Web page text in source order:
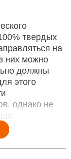
твердых
на
них можно
должны
этого
однако не